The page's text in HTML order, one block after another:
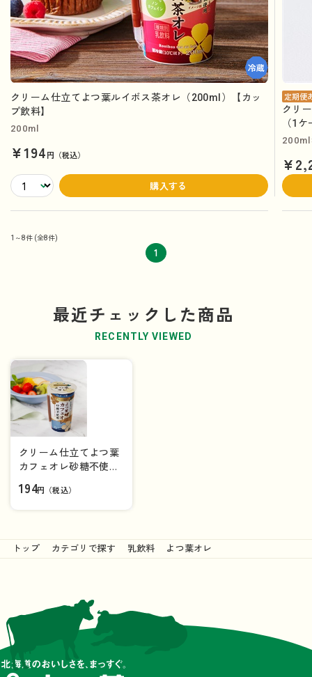
クリーム仕立てよつ葉ルイボス茶オレ（200ml）【カッ
プ飲料】
200ml
¥194円（税込）
購入する
定期便
クリ
（1
1～8件 (全8件)
1
最近チェックした商品
RECENTLY VIEWED
クリーム仕立てよつ葉
カフェオレ砂糖不使用
料】
194円（税込）
トップ カテゴリで探す 乳飲料 よつ葉オレ